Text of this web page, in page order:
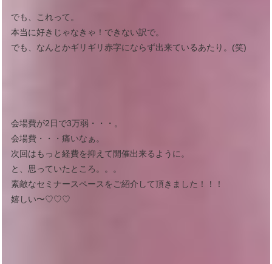
でも、これって。
本当に好きじゃなきゃ！できない訳で。
でも、なんとかギリギリ赤字にならず出来ているあたり。(笑)
会場費が2日で3万弱・・・。
会場費・・・痛いなぁ。
次回はもっと経費を抑えて開催出来るように。
と、思っていたところ。。。
素敵なセミナースペースをご紹介して頂きました！！！
嬉しい〜♡♡♡